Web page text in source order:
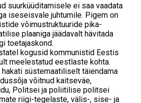
suurküüditamisele ei saa vaadata
iseseisvale juhtumile. Pigem on
võimustruktuuride pika-
plaaniga jäädavalt hävitada
toetajaskond.
kogusid kommunistid Eestis
meelestatud eestlaste kohta.
süstemaatiliselt täiendama
võitnud kaitseväe,
Politsei ja poliitilise politsei
riigi-tegelaste, välis-, sise- ja